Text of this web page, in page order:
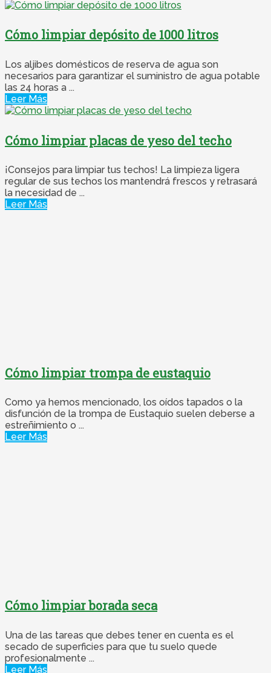
Cómo limpiar depósito de 1000 litros
Los aljibes domésticos de reserva de agua son
necesarios para garantizar el suministro de agua potable
las 24 horas a ...
Leer Más
Cómo limpiar placas de yeso del techo
¡Consejos para limpiar tus techos! La limpieza ligera
regular de sus techos los mantendrá frescos y retrasará
la necesidad de ...
Leer Más
Cómo limpiar trompa de eustaquio
Como ya hemos mencionado, los oídos tapados o la
disfunción de la trompa de Eustaquio suelen deberse a
estreñimiento o ...
Leer Más
Cómo limpiar borada seca
Una de las tareas que debes tener en cuenta es el
secado de superficies para que tu suelo quede
profesionalmente ...
Leer Más